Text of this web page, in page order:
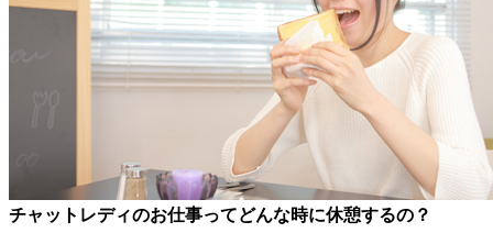
チャットレディのお仕事ってどんな時に休憩するの？